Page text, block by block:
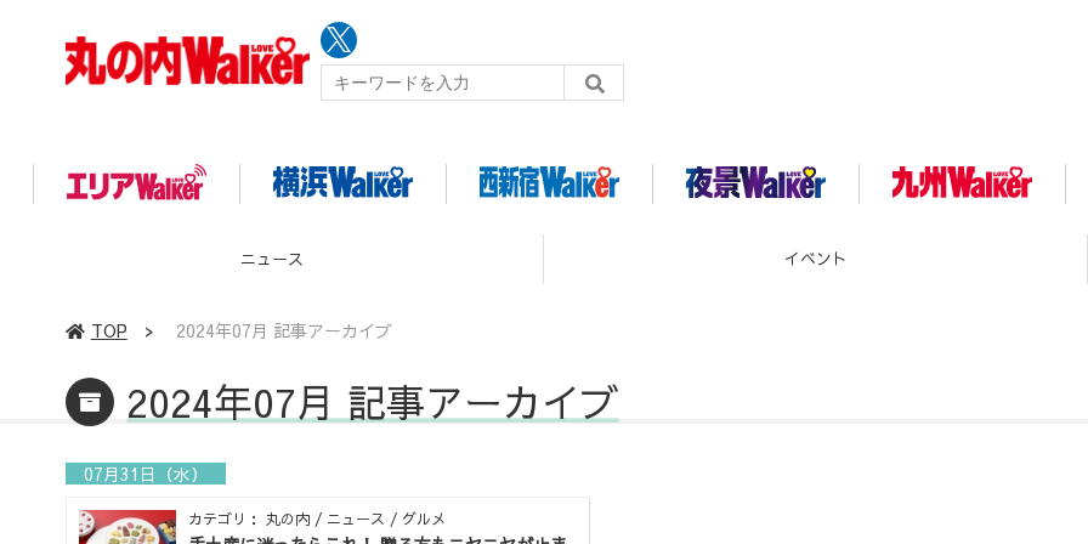
ニュース イベント
TOP > 2024年07月 記事アーカイブ
2024年07月 記事アーカイブ
07月31日（水）
カテゴリ： 丸の内 / ニュース / グルメ